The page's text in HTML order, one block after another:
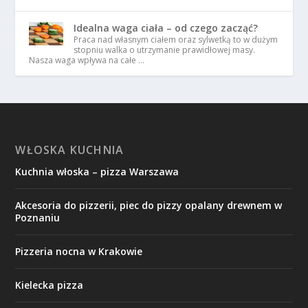
Idealna waga ciała – od czego zacząć?
Praca nad własnym ciałem oraz sylwetką to w dużym
stopniu walka o utrzymanie prawidłowej masy.
Nasza waga wpływa na całe …
WŁOSKA KUCHNIA
Kuchnia włoska – pizza Warszawa
Akcesoria do pizzerii, piec do pizzy opalany drewnem w
Poznaniu
Pizzeria nocna w Krakowie
Kielecka pizza